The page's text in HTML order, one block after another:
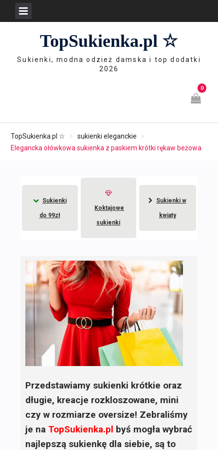
TopSukienka.pl ☆
Sukienki, modna odzież damska i top dodatki
2026
0
TopSukienka.pl ☆
sukienki eleganckie
Elegancka ołówkowa sukienka z paskiem krótki rękaw beżowa
Sukienki
do 99zł
Koktajowe
sukienki
Sukienki w
kwiaty
Przedstawiamy sukienki krótkie oraz
długie, kreacje rozkloszowane, mini
czy w rozmiarze oversize! Zebraliśmy
je na TopSukienka.pl byś mogła wybrać
najlepszą sukienkę dla siebie, są to